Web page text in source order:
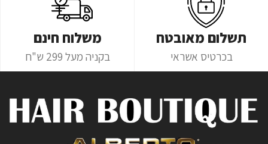
תשלום מאובטח
בכרטיס אשראי
משלוח חינם
בקניה מעל 299 ש"ח